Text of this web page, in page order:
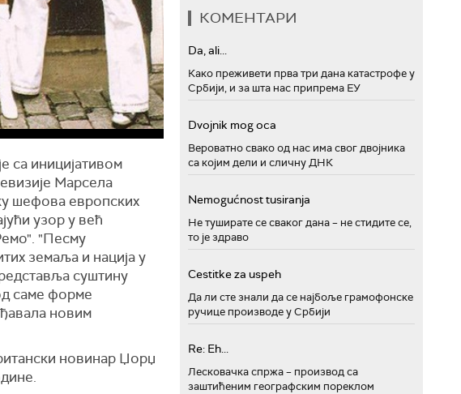
са иницијативом
Марсела
шефова европских
узор у већ
"Песму
земаља и нација у
суштину
саме форме
новим
новинар Џорџ
КОМЕНТАРИ
Da, ali...
Како преживети прва три дана катастрофе у
Србији, и за шта нас припрема ЕУ
Dvojnik mog oca
Вероватно свако од нас има свог двојника
са којим дели и сличну ДНК
Nemogućnost tusiranja
Не туширате се сваког дана – не стидите се,
то је здраво
Cestitke za uspeh
Да ли сте знали да се најбоље грамофонске
ручице производе у Србији
Re: Eh...
Лесковачка спржа – производ са
заштићеним географским пореклом